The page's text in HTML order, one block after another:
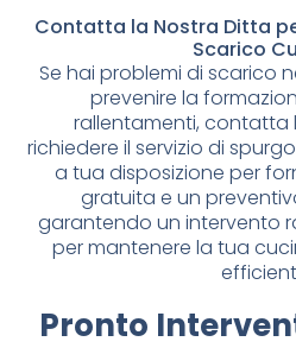
Contatta la Nostra Ditta
Scarico
Se hai problemi di scarico
prevenire la
rallentamenti, contatta
richiedere il servizio di
a tua disposizione per
gratuita e un
garantendo un intervento
per mantenere la tua
Pronto